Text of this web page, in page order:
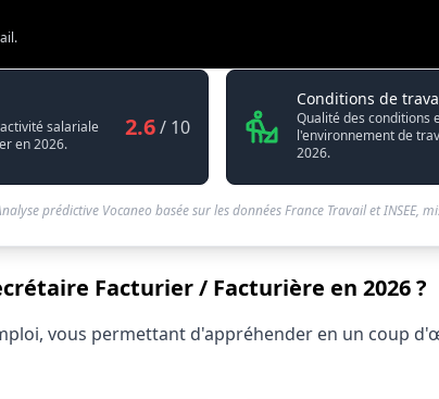
Facturier / Facturière
salariale
en 2026.
2.6/ 10
Conditions de
Qualité des conditions
l'environnement de
2026.
prédictive Vocaneo basée sur les données France Travail et INSEE,
Facturier / Facturière en 2026 ?
vous permettant d'appréhender en un coup